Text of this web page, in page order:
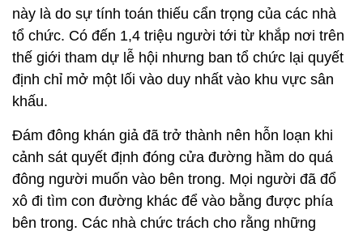
này là do sự tính toán thiếu cẩn trọng của các nhà
tổ chức. Có đến 1,4 triệu người tới từ khắp nơi trên
thế giới tham dự lễ hội nhưng ban tổ chức lại quyết
định chỉ mở một lối vào duy nhất vào khu vực sân
khấu.
Đám đông khán giả đã trở thành nên hỗn loạn khi
cảnh sát quyết định đóng cửa đường hầm do quá
đông người muốn vào bên trong. Mọi người đã đổ
xô đi tìm con đường khác để vào bằng được phía
bên trong. Các nhà chức trách cho rằng những